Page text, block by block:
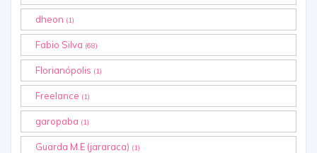
dheon (1)
Fabio Silva (68)
Florianópolis (1)
Freelance (1)
garopaba (1)
Guarda M.E (jararaca) (1)